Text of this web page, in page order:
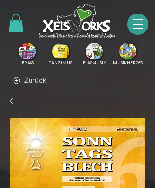
BRASS TANZLMUSI BLASMUSIK MUSIKHEROES
Zurück